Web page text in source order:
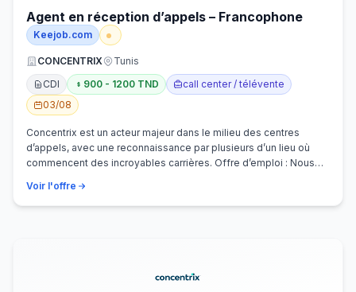
Agent en réception d’appels – Francophone
Keejob.com
CONCENTRIX
Tunis
CDI
900 - 1200 TND
call center / télévente
03/08
Concentrix est un acteur majeur dans le milieu des centres
d’appels, avec une reconnaissance par plusieurs d’un lieu où
commencent des incroyables carrières. Offre d’emploi : Nous
Voir l'offre